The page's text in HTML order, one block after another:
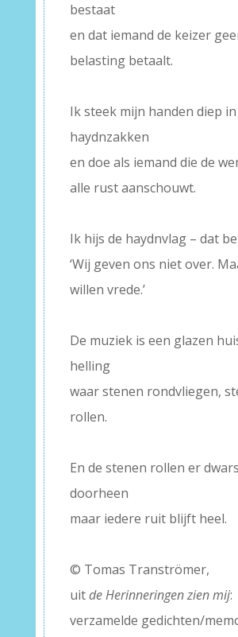
bestaat
en dat iemand de keizer
belasting betaalt.
Ik steek mijn handen diep
haydnzakken
en doe als iemand die de
alle rust aanschouwt.
Ik hijs de haydnvlag – dat
‘Wij geven ons niet over.
willen vrede.’
De muziek is een glazen
helling
waar stenen rondvliegen,
rollen.
En de stenen rollen er dwars
doorheen
maar iedere ruit blijft heel.
© Tomas Tranströmer,
uitde Herinneringen zien mij:
verzamelde gedichten/